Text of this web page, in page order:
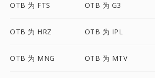
OTB 为 FTS OTB 为 G3
OTB 为 HRZ OTB 为 IPL
OTB 为 MNG OTB 为 MTV